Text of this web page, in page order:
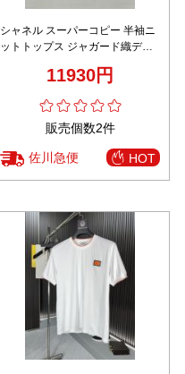
シャネル スーパーコピー 半袖ニ
ットトップス ジャガード織デザ
11930円
販売個数2件
佐川急便 HOT